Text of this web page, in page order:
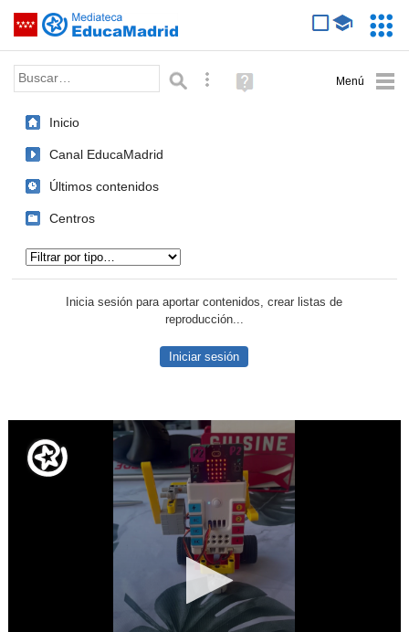
Saltar navegación
Palabra o frase: Búsqueda avanzada
Ayuda
(en
Inicio
Canal EducaMadrid
Últimos contenidos
Centros
Inicia sesión para aportar contenidos, crear listas de
reproducción...
Iniciar sesión